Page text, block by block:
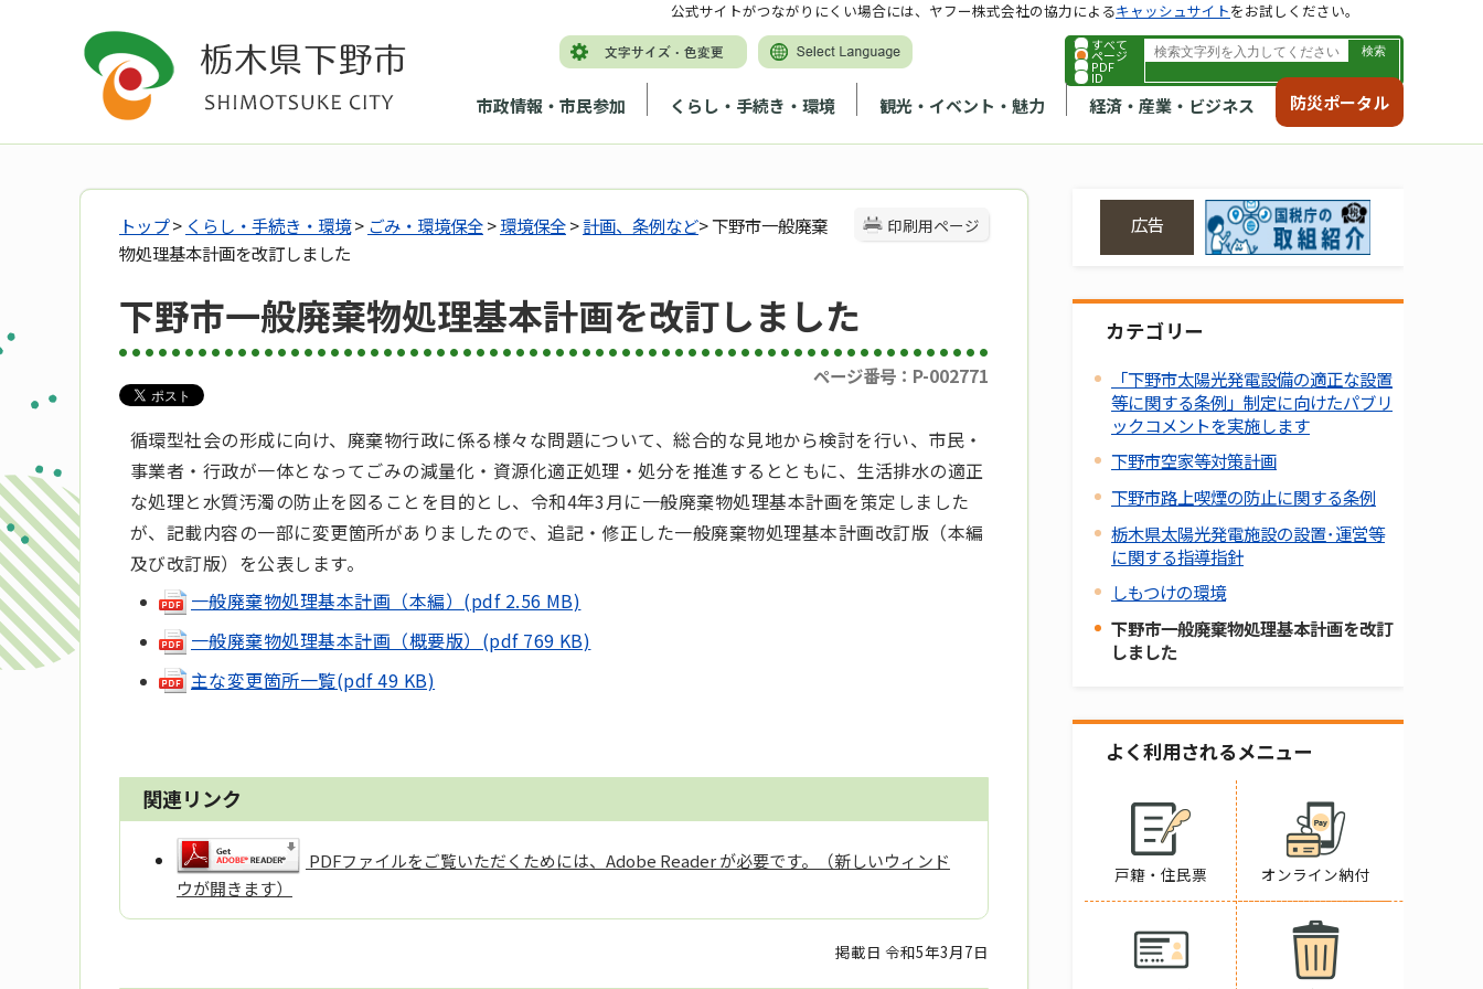
すべて
ページ
PDF
ID
市政情報・市民参加 くらし・手続き・環境 観光・イベント・魅力 経済・産業・ビジネス 防災ポータル
公式サイトがつながりにくい場合には、ヤフー株式会社の協力によるキャッシュサイトをお試しください。
印刷用ページ
トップ> くらし・手続き・環境> ごみ・環境保全>環境保全>計画、条例など> 下野市一般廃棄
物処理基本計画を改訂しました
下野市一般廃棄物処理基本計画を改訂しました
ページ番号：P-002771
循環型社会の形成に向け、廃棄物行政に係る様々な問題について、総合的な見地から検討を行い、市民・
事業者・行政が一体となってごみの減量化・資源化適正処理・処分を推進するとともに、生活排水の適正
な処理と水質汚濁の防止を図ることを目的とし、令和4年3月に一般廃棄物処理基本計画を策定しました
が、記載内容の一部に変更箇所がありましたので、追記・修正した一般廃棄物処理基本計画改訂版（本編
及び改訂版）を公表します。
一般廃棄物処理基本計画（本編）(pdf 2.56 MB)
一般廃棄物処理基本計画（概要版）(pdf 769 KB)
主な変更箇所一覧(pdf 49 KB)
関連リンク
PDFファイルをご覧いただくためには、Adobe Reader が必要です。（新しいウィンド
ウが開きます）
掲載日 令和5年3月7日
広告
カテゴリー
「下野市太陽光発電設備の適正な設置
等に関する条例」制定に向けたパブリ
ックコメントを実施します
下野市空家等対策計画
下野市路上喫煙の防止に関する条例
栃木県太陽光発電施設の設置･運営等
に関する指導指針
しもつけの環境
下野市一般廃棄物処理基本計画を改訂
しました
よく利用されるメニュー
戸籍・住民票 オンライン納付